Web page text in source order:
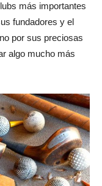
más importantes
fundadores y el
por sus preciosas
algo mucho más